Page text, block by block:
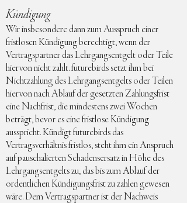
Kündigung
Wir insbesondere dann zum Ausspruch einer
fristlosen Kündigung berechtigt, wenn der
Vertragspartner das Lehrgangsentgelt oder Teile
hiervon nicht zahlt. futurebirds setzt ihm bei
Nichtzahlung des Lehrgangsentgelts oder Teilen
hiervon nach Ablauf der gesetzten Zahlungsfrist
eine Nachfrist, die mindestens zwei Wochen
beträgt, bevor es eine fristlose Kündigung
ausspricht. Kündigt futurebirds das
Vertragsverhältnis fristlos, steht ihm ein Anspruch
auf pauschalierten Schadensersatz in Höhe des
Lehrgangsentgelts zu, das bis zum Ablauf der
ordentlichen Kündigungsfrist zu zahlen gewesen
wäre. Dem Vertragspartner ist der Nachweis